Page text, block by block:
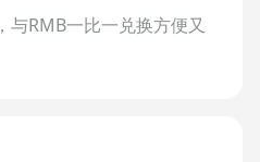
与RMB一比一兑换方便又